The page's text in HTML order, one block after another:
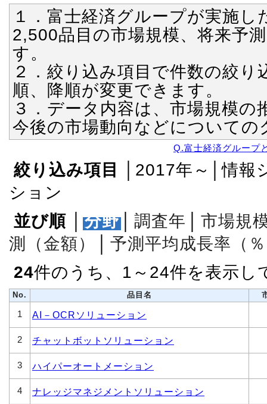
１．富士経済グループが実施し
2,500品目の市場規模、将来予
す。
２．絞り込み項目で件数の絞
順、降順が変更できます。
３．データ内容は、市場規模
今後の市場動向などについて
Q.富士経済グループ
絞り込み項目
│2017年～│情報
ション
並び順
分野 調査年
市場規
測（金額）
予測平均成長率（
24件のうち、1～24件を表示し
No. 品目名
1 AI－OCRソリューション
2 チャットボットソリューション
3 ハイパーオートメーション
4 ナレッジマネジメントソリューション